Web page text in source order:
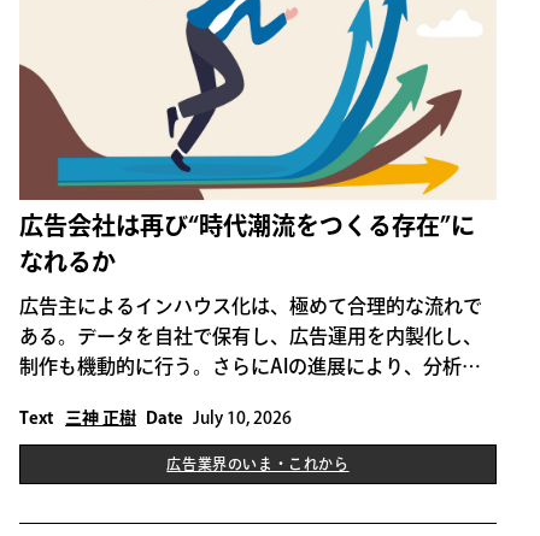
広告会社は再び“時代潮流をつくる存在”に
なれるか
広告主によるインハウス化は、極めて合理的な流れで
ある。データを自社で保有し、広告運用を内製化し、
制作も機動的に行う。さらにAIの進展により、分析や
実に企業側へ移っている。この流れ自体を否定するこ
とには意味がない。
Text 三神 正樹 Date July 10, 2026
広告業界のいま・これから
THIS IS SOME TEXT INSIDE OF A DIV BLOCK.